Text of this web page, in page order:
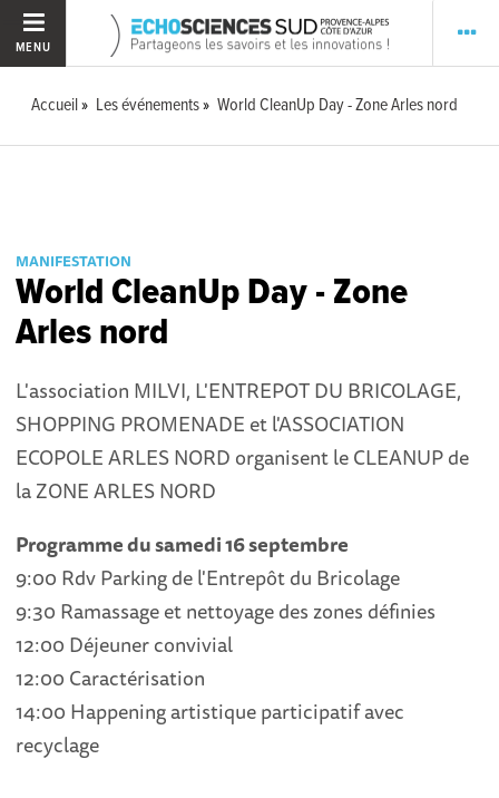
MENU
Accueil Les événements World CleanUp Day - Zone Arles nord
MANIFESTATION
World CleanUp Day - Zone
Arles nord
L'association MILVI, L'ENTREPOT DU BRICOLAGE,
SHOPPING PROMENADE et l'ASSOCIATION
ECOPOLE ARLES NORD organisent le CLEANUP de
la ZONE ARLES NORD
Programme du samedi 16 septembre
9:00 Rdv Parking de l'Entrepôt du Bricolage
9:30 Ramassage et nettoyage des zones définies
12:00 Déjeuner convivial
12:00 Caractérisation
14:00 Happening artistique participatif avec
recyclage